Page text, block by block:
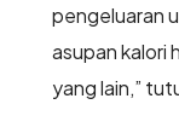
pengeluaran
asupan kalori
yang lain,”